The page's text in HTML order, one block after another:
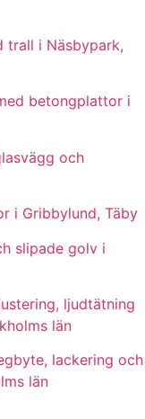
trall i Näsbypark,
betongplattor i
och
i Gribbylund, Täby
slipade golv i
ljudtätning
län
lackering och
län